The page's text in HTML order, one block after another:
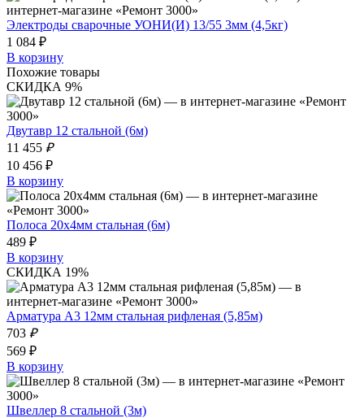
Электроды сварочные УОНИ(И) 13/55 3мм (4,5кг)
1 084 ₽
В корзину
Похожие товары
СКИДКА 9%
Двутавр 12 стальной (6м)
11 455 ₽
10 456 ₽
В корзину
Полоса 20х4мм стальная (6м)
489 ₽
В корзину
СКИДКА 19%
Арматура А3 12мм стальная рифленая (5,85м)
703 ₽
569 ₽
В корзину
Швеллер 8 стальной (3м)